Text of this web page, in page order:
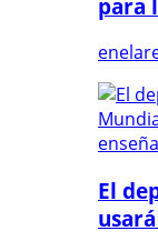
para
El